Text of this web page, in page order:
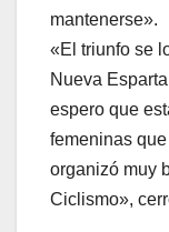
mantenerse».
«El triunfo se
Nueva
espero que
femeninas
organizó muy
Ciclismo»,